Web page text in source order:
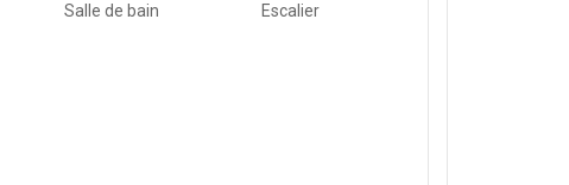
Salle de bain Escalier